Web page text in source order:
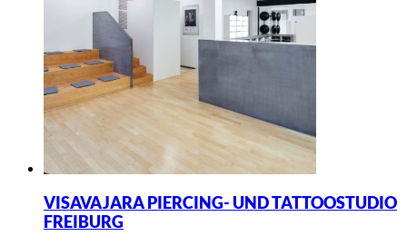
VISAVAJARA PIERCING- UND TATTOOSTUDIO
FREIBURG